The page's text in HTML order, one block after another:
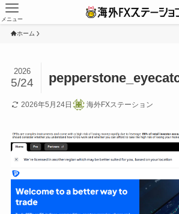
メニュー
ホーム
2026
5/24
2026年5月24日 海外FXステーション